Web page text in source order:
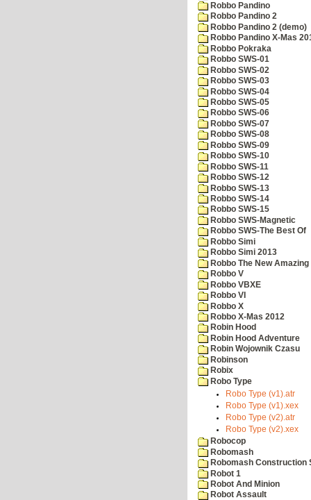
Robbo Pandino
Robbo Pandino 2
Robbo Pandino 2 (demo)
Robbo Pandino X-Mas
Robbo Pokraka
Robbo SWS-01
Robbo SWS-02
Robbo SWS-03
Robbo SWS-04
Robbo SWS-05
Robbo SWS-06
Robbo SWS-07
Robbo SWS-08
Robbo SWS-09
Robbo SWS-10
Robbo SWS-11
Robbo SWS-12
Robbo SWS-13
Robbo SWS-14
Robbo SWS-15
Robbo SWS-Magnetic
Robbo SWS-The Best Of
Robbo Simi
Robbo Simi 2013
Robbo The New
Robbo V
Robbo VBXE
Robbo VI
Robbo X
Robbo X-Mas 2012
Robin Hood
Robin Hood Adventure
Robin Wojownik Czasu
Robinson
Robix
Robo Type
Robo Type (v1).atr
Robo Type (v1).xex
Robo Type (v2).atr
Robo Type (v2).xex
Robocop
Robomash
Robomash Construction
Robot 1
Robot And Minion
Robot Assault